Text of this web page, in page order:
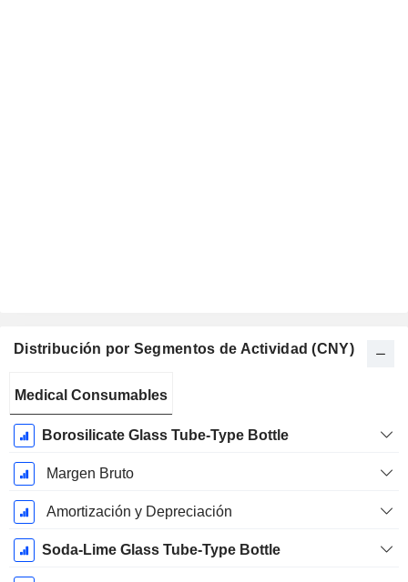
Distribución por Segmentos de Actividad (CNY)
fiscal:
Diciembre
Medical Consumables
Borosilicate Glass Tube-Type Bottle
Margen Bruto
Amortización y Depreciación
Soda-Lime Glass Tube-Type Bottle